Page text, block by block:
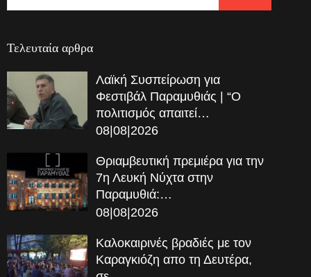
Τελευταία αρθρα
Λαϊκή Συσπείρωση για
Φεστιβάλ Παραμυθιάς | “Ο
πολιτισμός απαιτεί…
08|08|2026
Θριαμβευτική πρεμιέρα για την
7η Λευκή Νύχτα στην
Παραμυθιά:…
08|08|2026
Καλοκαιρινές βραδιές με τον
Καραγκιόζη απο τη Δευτέρα,